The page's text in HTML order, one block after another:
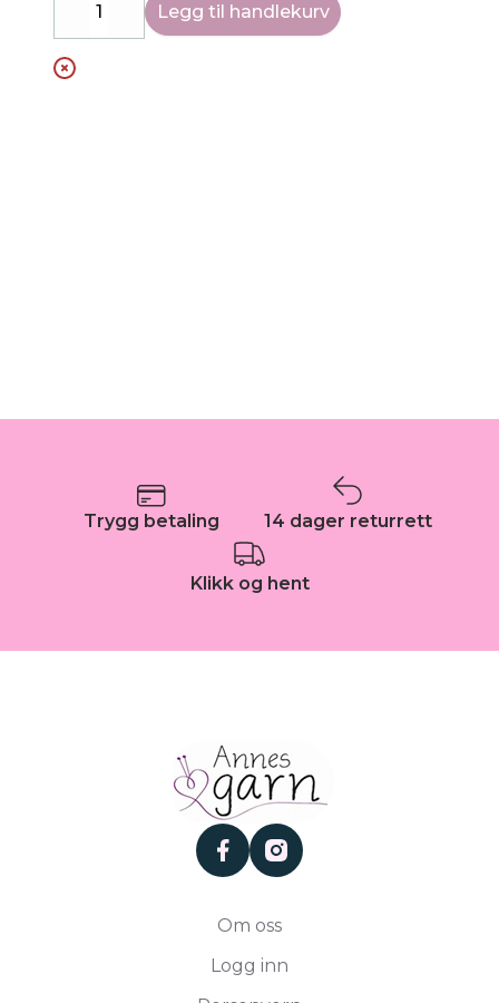
DecreaseIncrease
Legg til handlekurv
Trygg betaling 14 dager returrett
Klikk og hent
facebookinstagram
Om oss
Logg inn